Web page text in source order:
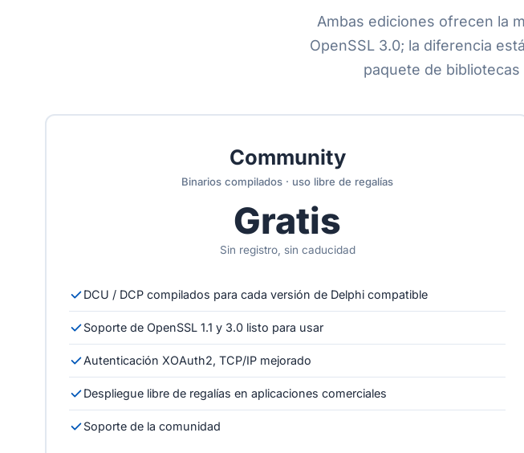
Ambas ediciones ofrecen la
OpenSSL 3.0; la diferencia
paquete de bibliotecas
Community
Binarios compilados · uso libre de regalías
Gratis
Sin registro, sin caducidad
DCU / DCP compilados para cada versión de Delphi compatible
Soporte de OpenSSL 1.1 y 3.0 listo para usar
Autenticación XOAuth2, TCP/IP mejorado
Despliegue libre de regalías en aplicaciones comerciales
Soporte de la comunidad